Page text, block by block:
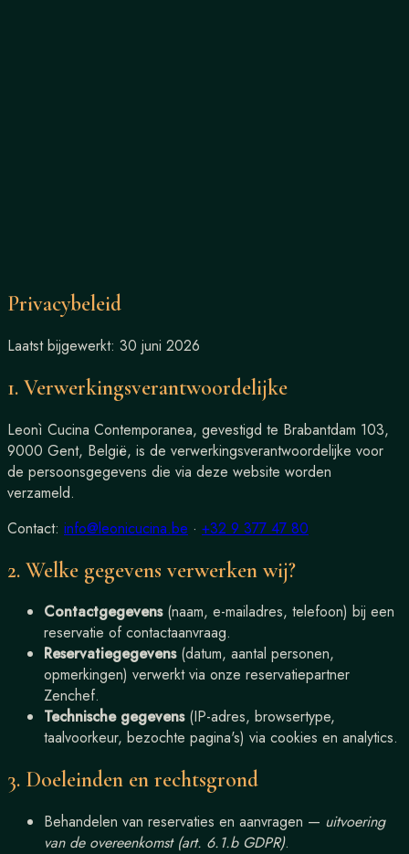
Privacybeleid
Laatst bijgewerkt: 30 juni 2026
1. Verwerkingsverantwoordelijke
Leonì Cucina Contemporanea, gevestigd te Brabantdam 103,
9000 Gent, België, is de verwerkingsverantwoordelijke voor
de persoonsgegevens die via deze website worden
verzameld.
Contact: info@leonicucina.be · +32 9 377 47 80
2. Welke gegevens verwerken wij?
Contactgegevens(naam, e-mailadres, telefoon) bij een
reservatie of contactaanvraag.
Reservatiegegevens(datum, aantal personen,
opmerkingen) verwerkt via onze reservatiepartner
Zenchef.
Technische gegevens(IP-adres, browsertype,
taalvoorkeur, bezochte pagina's) via cookies en analytics.
3. Doeleinden en rechtsgrond
Behandelen van reservaties en aanvragen — uitvoering
van de overeenkomst (art. 6.1.b GDPR).